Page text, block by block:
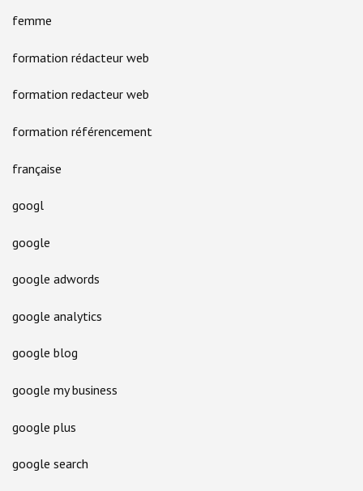
femme
formation rédacteur web
formation redacteur web
formation référencement
française
googl
google
google adwords
google analytics
google blog
google my business
google plus
google search